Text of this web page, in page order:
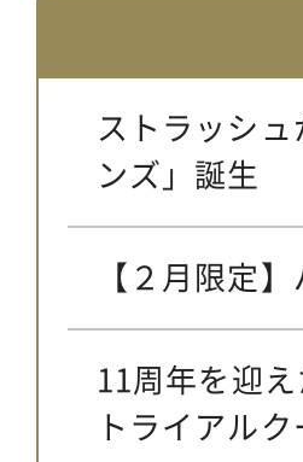
ストラッシ
ンズ」誕生
【２月限定
11周年を迎
トライアル